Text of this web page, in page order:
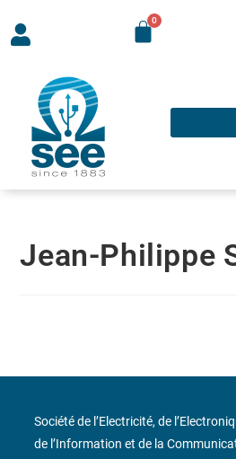
Jean-Philippe
Société de l’Electricité, de
de l’Information et de la